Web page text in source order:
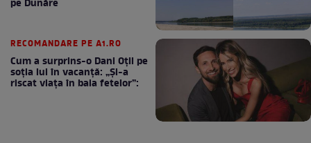
pe Dunăre
RECOMANDARE PE A1.RO
Cum a surprins-o Dani Oțil pe
soția lui în vacanță: „Și-a
riscat viața în baia fetelor”: